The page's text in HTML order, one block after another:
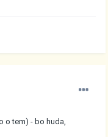
o tem) - bo huda,